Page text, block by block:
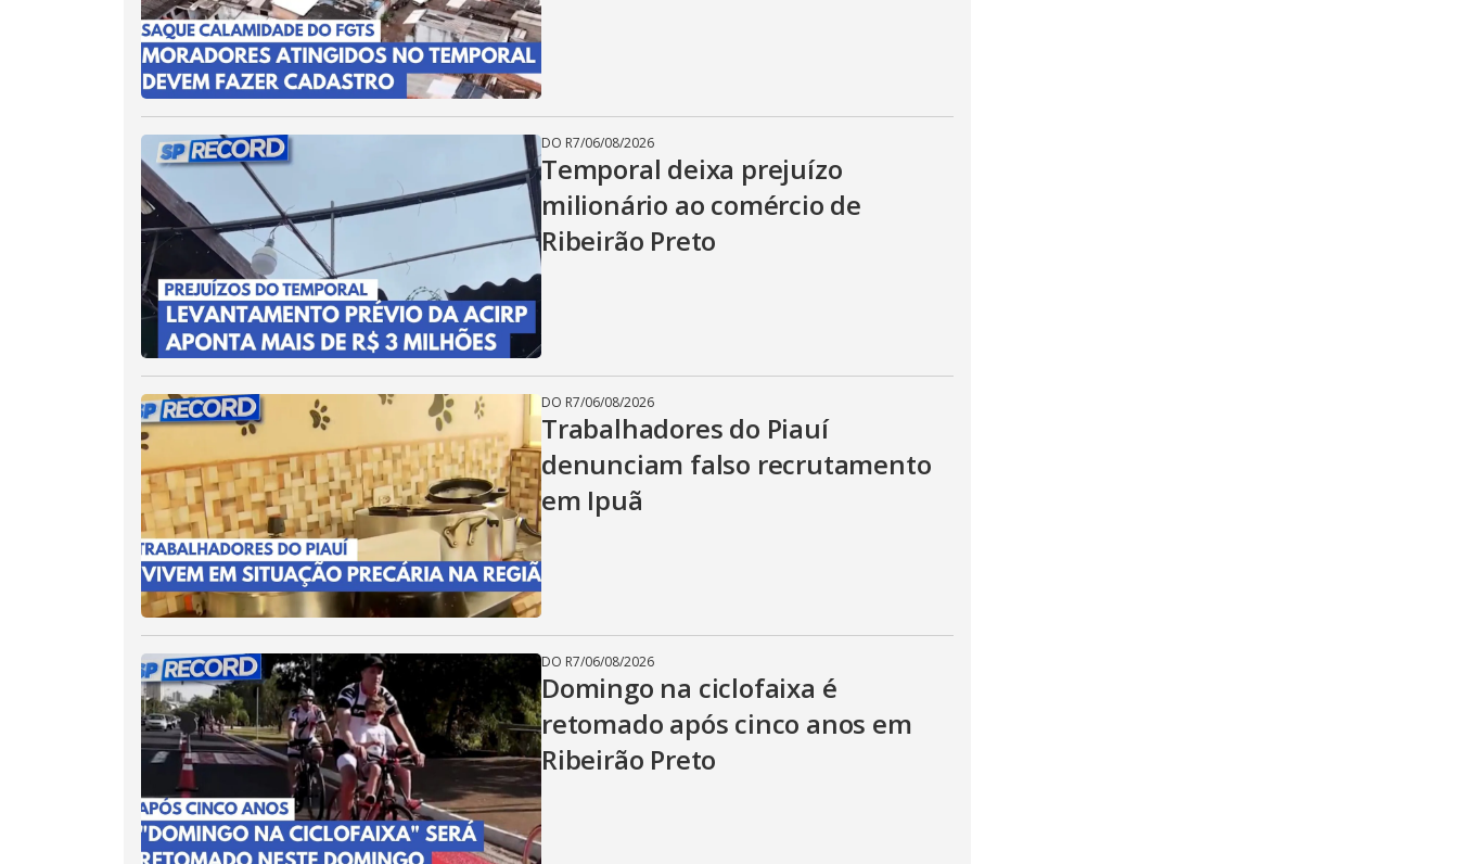
DO R7/06/08/2026
Temporal deixa prejuízo
milionário ao comércio de
Ribeirão Preto
DO R7/06/08/2026
Trabalhadores do Piauí
denunciam falso recrutamento
em Ipuã
DO R7/06/08/2026
Domingo na ciclofaixa é
retomado após cinco anos em
Ribeirão Preto